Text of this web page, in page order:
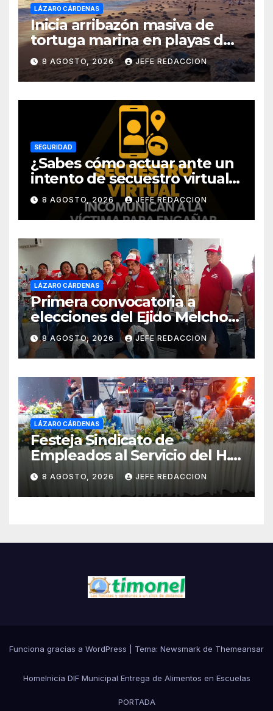
LÁZARO CÁRDENAS
Inicia arribazón masiva de
tortuga marina en playas de
Michoacán
8 AGOSTO, 2026 JEFE REDACCION
SEGURIDAD
¿Sabes cómo actuar ante un
intento de secuestro virtual?
La SSP te guía para evitarlo
8 AGOSTO, 2026 JEFE REDACCION
LÁZARO CÁRDENAS
Primera convocatoria a
elecciones del Ejido Melchor
Ocampo en Lázaro Cárdenas
el domingo
8 AGOSTO, 2026 JEFE REDACCION
LÁZARO CÁRDENAS
Festeja Sindicato de
Empleados al Servicio del H.
Ayuntamiento de LZC Día del
Empleado Municipal
8 AGOSTO, 2026 JEFE REDACCION
Funciona gracias a WordPress Tema: Newsmark de Themeansar
HomeInicia DIF Municipal Entrega de Alimentos en Escuelas
PORTADA